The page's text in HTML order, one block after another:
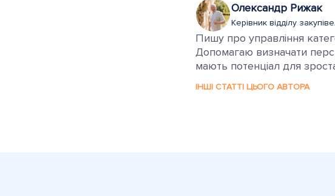
Олександр Рижак
Керівник відділу
Пишу про управління
Допомагаю визначати
мають потенціал для
ІНШІ СТАТТІ ЦЬОГО АВТОРА